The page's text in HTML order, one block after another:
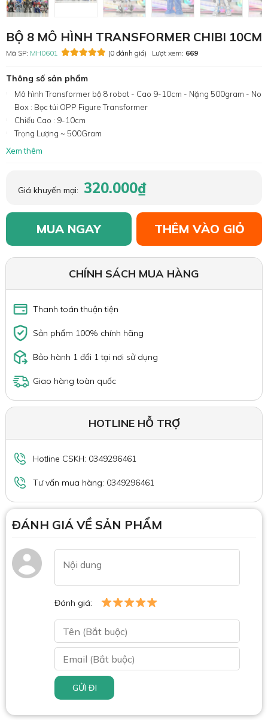
BỘ 8 MÔ HÌNH TRANSFORMER CHIBI 10CM
Mã SP: MH0601 (0 đánh giá) Lượt xem: 669
Thông số sản phẩm
Mô hình Transformer bộ 8 robot - Cao 9-10cm - Nặng 500gram - No
Box : Bọc túi OPP Figure Transformer
Chiếu Cao : 9-10cm
Trọng Lượng ~ 500Gram
Xem thêm
Giá khuyến mại: 320.000₫
MUA NGAY THÊM VÀO GIỎ
CHÍNH SÁCH MUA HÀNG
Thanh toán thuận tiện
Sản phẩm 100% chính hãng
Bảo hành 1 đổi 1 tại nơi sử dụng
Giao hàng toàn quốc
HOTLINE HỖ TRỢ
Hotline CSKH: 0349296461
Tư vấn mua hàng: 0349296461
ĐÁNH GIÁ VỀ SẢN PHẨM
Đánh giá:
GỬI ĐI